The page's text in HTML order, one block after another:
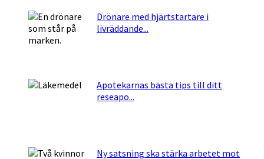
Drönare med hjärtstartare i
livräddande...
Apotekarnas bästa tips till ditt
reseapo...
Ny satsning ska stärka arbetet mot